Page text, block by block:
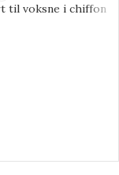
til voksne i chiffon